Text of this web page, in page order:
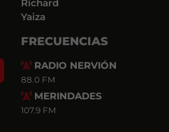
Richard
Yaiza
Search
FRECUENCIAS
RADIO NERVIÓN
88.0 FM
MERINDADES
107.9 FM